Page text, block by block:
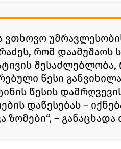
ვთხოვო
რომ დაამუშაოს
წესი
წესის
დაწესებას –
ზომები“, –